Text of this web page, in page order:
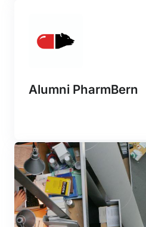
Alumni PharmBern